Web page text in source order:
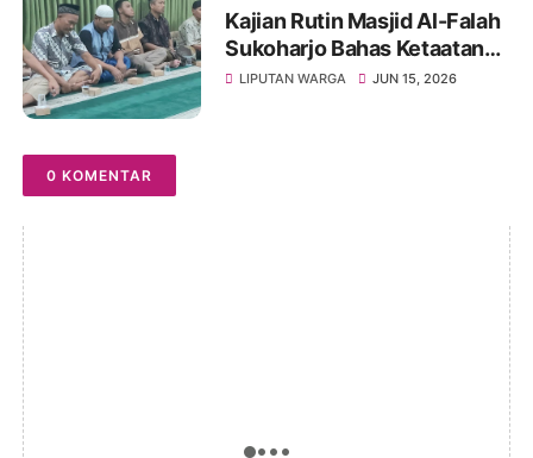
Kajian Rutin Masjid Al-Falah
Sukoharjo Bahas Ketaatan
kepada Rasul sebagai Wujud
LIPUTAN WARGA JUN 15, 2026
0 KOMENTAR